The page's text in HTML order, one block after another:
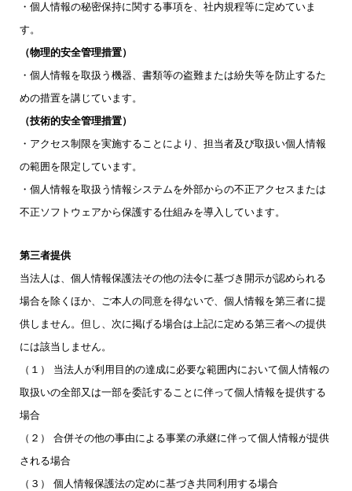
・個人情報の秘密保持に関する事項を、社内規程等に定めていま
す。
（物理的安全管理措置）
・個人情報を取扱う機器、書類等の盗難または紛失等を防止するた
めの措置を講じています。
（技術的安全管理措置）
・アクセス制限を実施することにより、担当者及び取扱い個人情報
の範囲を限定しています。
・個人情報を取扱う情報システムを外部からの不正アクセスまたは
不正ソフトウェアから保護する仕組みを導入しています。
第三者提供
当法人は、個人情報保護法その他の法令に基づき開示が認められる
場合を除くほか、ご本人の同意を得ないで、個人情報を第三者に提
供しません。但し、次に掲げる場合は上記に定める第三者への提供
には該当しません。
（１） 当法人が利用目的の達成に必要な範囲内において個人情報の
取扱いの全部又は一部を委託することに伴って個人情報を提供する
場合
（２） 合併その他の事由による事業の承継に伴って個人情報が提供
される場合
（３） 個人情報保護法の定めに基づき共同利用する場合